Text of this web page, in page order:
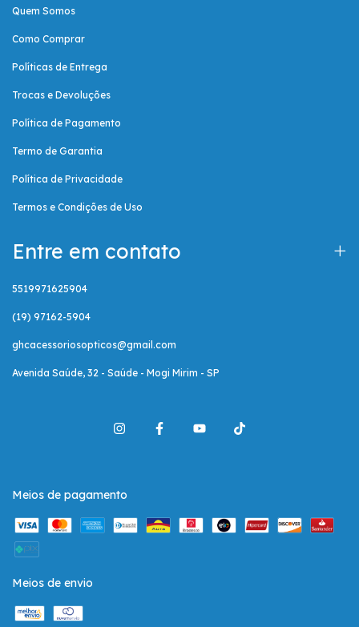
Quem Somos
Como Comprar
Políticas de Entrega
Trocas e Devoluções
Política de Pagamento
Termo de Garantia
Política de Privacidade
Termos e Condições de Uso
Entre em contato
5519971625904
(19) 97162-5904
ghcacessoriosopticos@gmail.com
Avenida Saúde, 32 - Saúde - Mogi Mirim - SP
Meios de pagamento
Meios de envio